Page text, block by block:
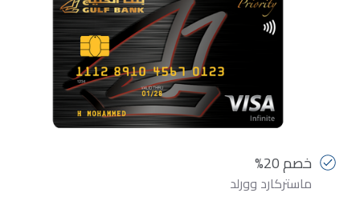
خصم 20%
ماستركارد وورلد